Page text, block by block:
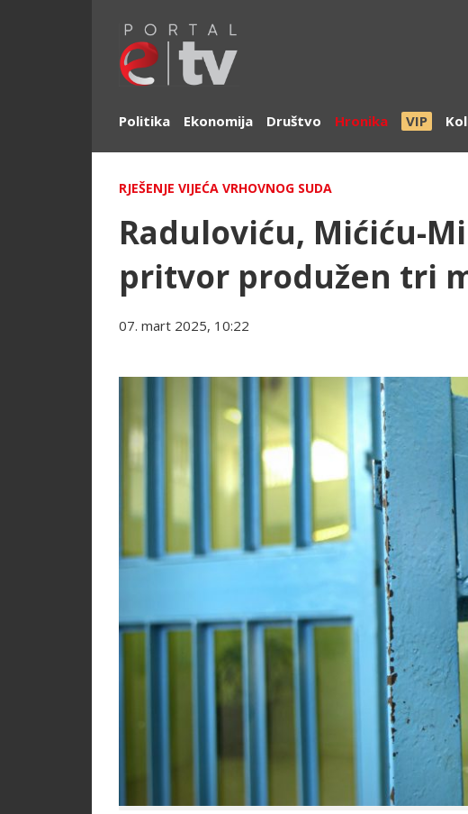
Politika Ekonomija Društvo Hronika VIP
RJEŠENJE VIJEĆA VRHOVNOG SUDA
Raduloviću, Mićiću-
pritvor produžen tri
07. mart 2025, 10:22